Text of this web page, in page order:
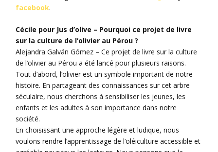
facebook.
Cécile pour Jus d’olive – Pourquoi ce projet de livre
sur la culture de l’olivier au Pérou ?
Alejandra Galván Gómez – Ce projet de livre sur la culture
de l’olivier au Pérou a été lancé pour plusieurs raisons.
Tout d’abord, l’olivier est un symbole important de notre
histoire. En partageant des connaissances sur cet arbre
séculaire, nous cherchons à sensibiliser les jeunes, les
enfants et les adultes à son importance dans notre
société.
En choisissant une approche légère et ludique, nous
voulons rendre l’apprentissage de l’oléiculture accessible et